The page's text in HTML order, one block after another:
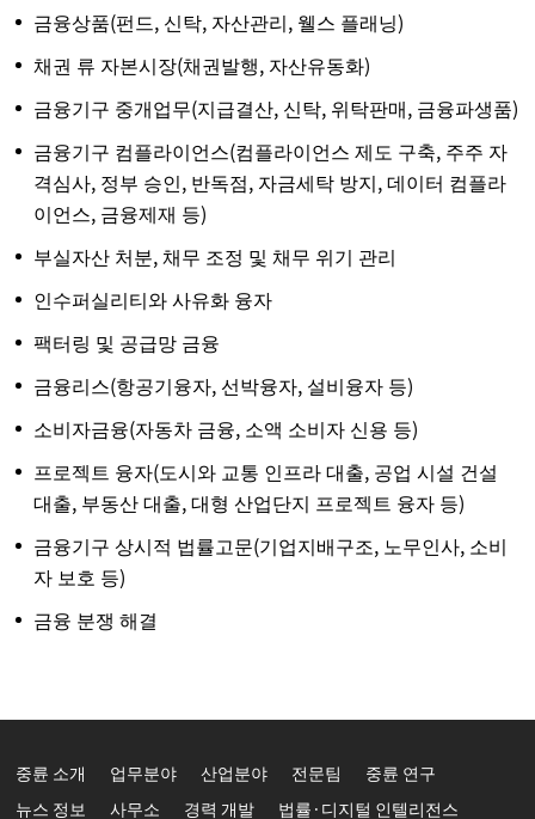
금융상품(펀드, 신탁, 자산관리, 웰스 플래닝)
채권 류 자본시장(채권발행, 자산유동화)
금융기구 중개업무(지급결산, 신탁, 위탁판매, 금융파생품)
금융기구 컴플라이언스(컴플라이언스 제도 구축, 주주 자
격심사, 정부 승인, 반독점, 자금세탁 방지, 데이터 컴플라
이언스, 금융제재 등)
부실자산 처분, 채무 조정 및 채무 위기 관리
인수퍼실리티와 사유화 융자
팩터링 및 공급망 금융
금융리스(항공기융자, 선박융자, 설비융자 등)
소비자금융(자동차 금융, 소액 소비자 신용 등)
프로젝트 융자(도시와 교통 인프라 대출, 공업 시설 건설
대출, 부동산 대출, 대형 산업단지 프로젝트 융자 등)
금융기구 상시적 법률고문(기업지배구조, 노무인사, 소비
자 보호 등)
금융 분쟁 해결
중륜 소개 업무분야 산업분야 전문팀 중륜 연구
뉴스 정보 사무소 경력 개발 법률·디지털 인텔리전스